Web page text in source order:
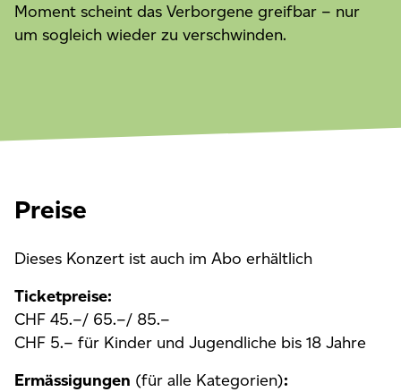
Moment scheint das Verborgene greifbar – nur
um sogleich wieder zu verschwinden.
Preise
Dieses Konzert ist auch im Abo erhältlich
Ticketpreise:
CHF 45.–/ 65.–/ 85.–
CHF 5.– für Kinder und Jugendliche bis 18 Jahre
Ermässigungen (für alle Kategorien):